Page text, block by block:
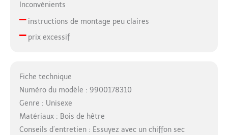
Inconvénients
–instructions de montage peu claires
–prix excessif
Fiche technique
Numéro du modèle : 9900178310
Genre : Unisexe
Matériaux : Bois de hêtre
Conseils d’entretien : Essuyez avec un chiffon sec